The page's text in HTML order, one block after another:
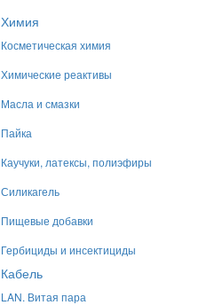
Химия
Косметическая химия
Химические реактивы
Масла и смазки
Пайка
Каучуки, латексы, полиэфиры
Силикагель
Пищевые добавки
Гербициды и инсектициды
Кабель
LAN. Витая пара